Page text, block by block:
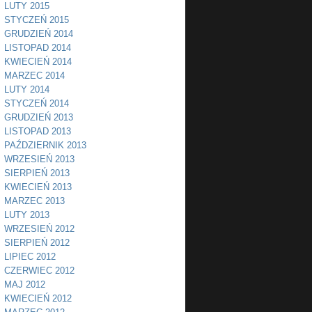
LUTY 2015
STYCZEŃ 2015
GRUDZIEŃ 2014
LISTOPAD 2014
KWIECIEŃ 2014
MARZEC 2014
LUTY 2014
STYCZEŃ 2014
GRUDZIEŃ 2013
LISTOPAD 2013
PAŹDZIERNIK 2013
WRZESIEŃ 2013
SIERPIEŃ 2013
KWIECIEŃ 2013
MARZEC 2013
LUTY 2013
WRZESIEŃ 2012
SIERPIEŃ 2012
LIPIEC 2012
CZERWIEC 2012
MAJ 2012
KWIECIEŃ 2012